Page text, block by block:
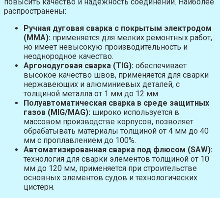
распространены:
Ручная дуговая сварка с покрытым электродом
(MMA): применяется для мелких ремонтных работ,
но имеет невысокую производительность и
неоднородное качество.
Аргонодуговая сварка (TIG): обеспечивает
высокое качество швов, применяется для сварки
нержавеющих и алюминиевых деталей, с
толщиной металла от 1 мм до 12 мм.
Полуавтоматическая сварка в среде защитных
газов (MIG/MAG): широко используется в
массовом производстве корпусов, позволяет
обрабатывать материалы толщиной от 4 мм до 40
мм с проплавлением до 100%.
Автоматизированная сварка под флюсом (SAW):
технология для сварки элементов толщиной от 10
мм до 120 мм, применяется при строительстве
основных элементов судов и технологических
цистерн.